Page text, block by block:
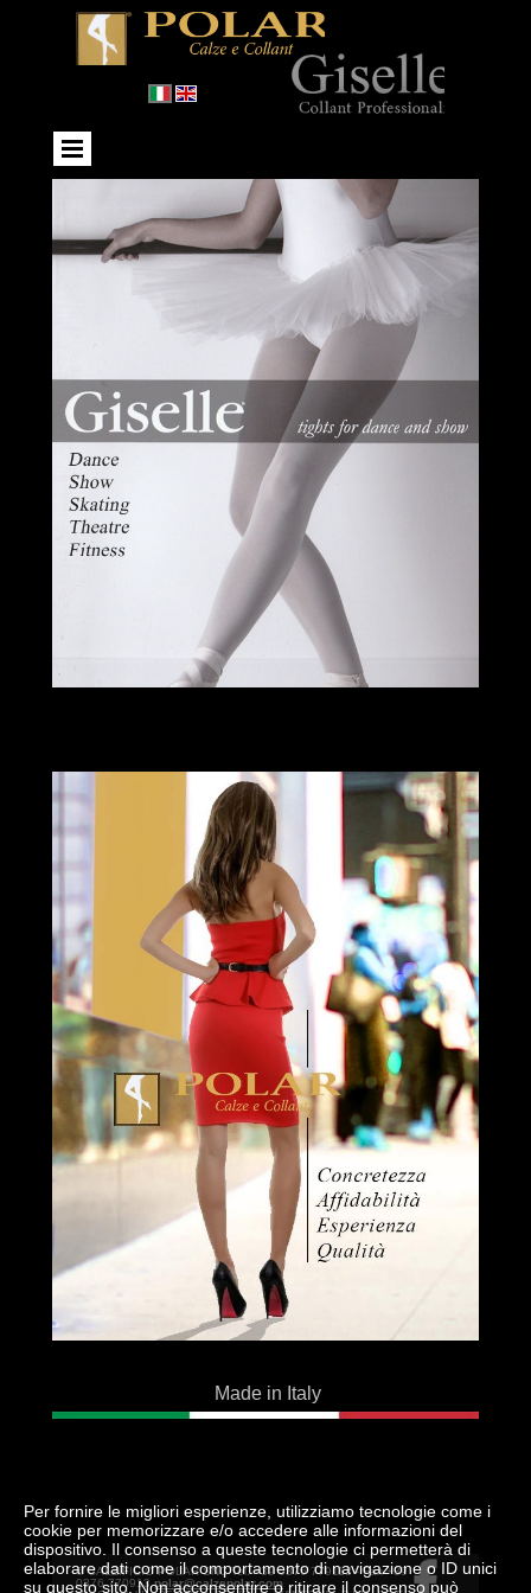
Made in Italy
© CALZIFICIO POLAR SNC Tel. +39 0376 779113 - Fax +39
0376 770913polar@calzepolar.com
Per fornire le migliori esperienze, utilizziamo tecnologie come i
cookie per memorizzare e/o accedere alle informazioni del
dispositivo. Il consenso a queste tecnologie ci permetterà di
elaborare dati come il comportamento di navigazione o ID unici
su questo sito. Non acconsentire o ritirare il consenso può